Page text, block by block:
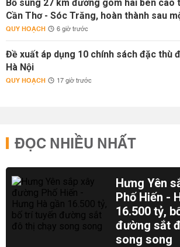
Bổ sung 27 km đường gom hai bên cao
Cần Thơ - Sóc Trăng, hoàn thành sau
QUY HOẠCH 6 giờ trước
Đề xuất áp dụng 10 chính sách đặc thù
Hà Nội
QUY HOẠCH 17 giờ trước
ĐỌC NHIỀU NHẤT
Hưng Yên
Phố Hiến -
16.500 tỷ,
đường sắt
song song